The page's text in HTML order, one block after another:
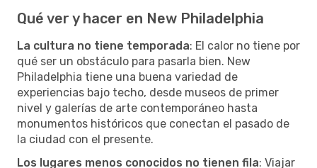
Qué ver y hacer en New Philadelphia
La cultura no tiene temporada: El calor no tiene por
qué ser un obstáculo para pasarla bien. New
Philadelphia tiene una buena variedad de
experiencias bajo techo, desde museos de primer
nivel y galerías de arte contemporáneo hasta
monumentos históricos que conectan el pasado de
la ciudad con el presente.
Los lugares menos conocidos no tienen fila: Viajar